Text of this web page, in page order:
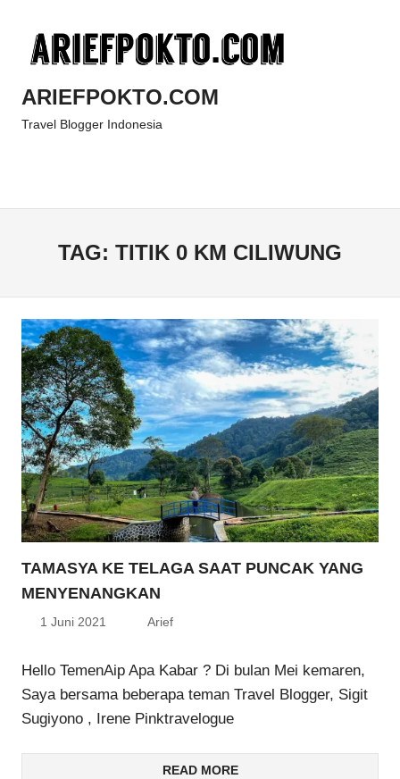
content
ARIEFPOKTO.COM
Travel Blogger Indonesia
TAG: TITIK 0 KM CILIWUNG
TAMASYA KE TELAGA SAAT PUNCAK YANG
MENYENANGKAN
1 Juni 2021 Arief
Hello TemenAip Apa Kabar ? Di bulan Mei kemaren,
Saya bersama beberapa teman Travel Blogger, Sigit
Sugiyono , Irene Pinktravelogue
READ MORE